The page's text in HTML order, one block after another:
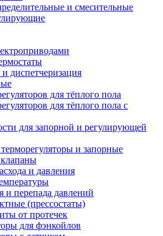
и смесительные
диспетчеризация
для тёплого пола
для тёплого пола с
для запорной и регулирующей
и запорные
и давления
и перепада давлений
(прессостаты)
от протечек
для фэнкойлов